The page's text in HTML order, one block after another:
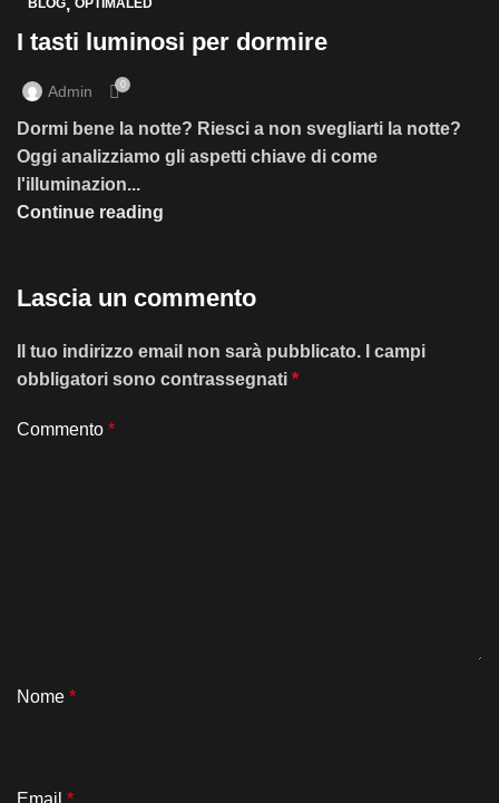
BLOG OPTIMALED
I tasti luminosi per dormire
Admin 0
Dormi bene la notte? Riesci a non svegliarti la notte?
Oggi analizziamo gli aspetti chiave di come
l'illuminazion...
Continue reading
Lascia un commento
Il tuo indirizzo email non sarà pubblicato.
I campi
obbligatori sono contrassegnati *
Commento *
Nome *
Email *